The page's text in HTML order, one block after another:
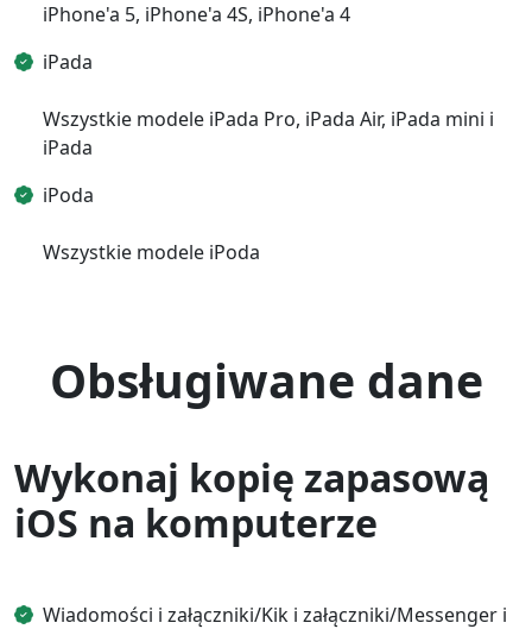
iPhone'a 5, iPhone'a 4S, iPhone'a 4
iPada
Wszystkie modele iPada Pro, iPada Air, iPada mini i
iPada
iPoda
Wszystkie modele iPoda
Obsługiwane dane
Wykonaj kopię zapasową
iOS na komputerze
Wiadomości i załączniki/Kik i załączniki/Messenger i